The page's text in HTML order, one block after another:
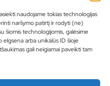
naudojame tokias technologijas
naršymo patirtį ir rodyti (ne)
šiomis technologijomis, galėsime
arba unikalūs ID šioje
gali neigiamai paveikti tam